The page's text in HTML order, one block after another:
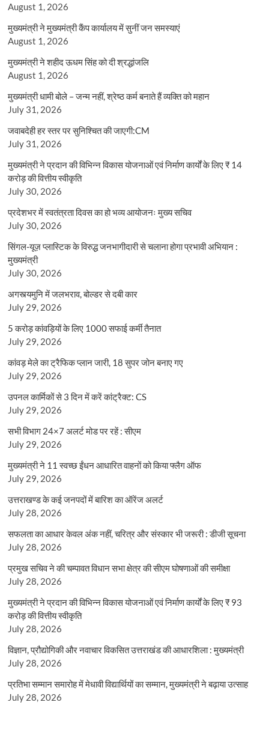
August 1, 2026
मुख्यमंत्री ने मुख्यमंत्री कैंप कार्यालय में सुनीं जन समस्याएं
August 1, 2026
मुख्यमंत्री ने शहीद ऊधम सिंह को दी श्रद्धांजलि
August 1, 2026
मुख्यमंत्री धामी बोले – जन्म नहीं, श्रेष्ठ कर्म बनाते हैं व्यक्ति को महान
July 31, 2026
जवाबदेही हर स्तर पर सुनिश्चित की जाएगी:CM
July 31, 2026
मुख्यमंत्री ने प्रदान की विभिन्न विकास योजनाओं एवं निर्माण कार्यों के लिए ₹ 14
करोड़ की वित्तीय स्वीकृति
July 30, 2026
प्रदेशभर में स्वतंत्रता दिवस का हो भव्य आयोजनः मुख्य सचिव
July 30, 2026
सिंगल-यूज़ प्लास्टिक के विरुद्ध जनभागीदारी से चलाना होगा प्रभावी अभियान :
मुख्यमंत्री
July 30, 2026
अगस्त्यमुनि में जलभराव, बोल्डर से दबी कार
July 29, 2026
5 करोड़ कांवड़ियों के लिए 1000 सफाई कर्मी तैनात
July 29, 2026
कांवड़ मेले का ट्रैफिक प्लान जारी, 18 सुपर जोन बनाए गए
July 29, 2026
उपनल कार्मिकों से 3 दिन में करें कांट्रैक्ट: CS
July 29, 2026
सभी विभाग 24×7 अलर्ट मोड पर रहें : सीएम
July 29, 2026
मुख्यमंत्री ने 11 स्वच्छ ईंधन आधारित वाहनों को किया फ्लैग ऑफ
July 29, 2026
उत्तराखण्ड के कई जनपदों में बारिश का ऑरेंज अलर्ट
July 28, 2026
सफलता का आधार केवल अंक नहीं, चरित्र और संस्कार भी जरूरी : डीजी सूचना
July 28, 2026
प्रमुख सचिव ने की चम्पावत विधान सभा क्षेत्र की सीएम घोषणाओं की समीक्षा
July 28, 2026
मुख्यमंत्री ने प्रदान की विभिन्न विकास योजनाओं एवं निर्माण कार्यों के लिए ₹ 93
करोड़ की वित्तीय स्वीकृति
July 28, 2026
विज्ञान, प्रौद्योगिकी और नवाचार विकसित उत्तराखंड की आधारशिला : मुख्यमंत्री
July 28, 2026
प्रतिभा सम्मान समारोह में मेधावी विद्यार्थियों का सम्मान, मुख्यमंत्री ने बढ़ाया उत्साह
July 28, 2026